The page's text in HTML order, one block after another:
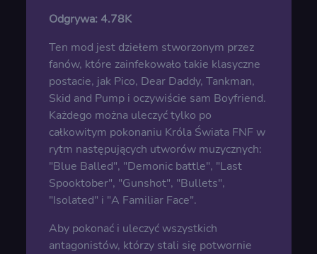
Odgrywa: 4.78K
Ten mod jest dziełem stworzonym przez
fanów, które zainfekowało takie klasyczne
postacie, jak Pico, Dear Daddy, Tankman,
Skid and Pump i oczywiście sam Boyfriend.
Każdego można uleczyć tylko po
całkowitym pokonaniu Króla Świata FNF w
rytm następujących utworów muzycznych:
"Blue Balled", "Demonic battle", "Last
Spooktober", "Gunshot", "Bullets",
"Isolated" i "A Familiar Face".
Aby pokonać i uleczyć wszystkich
antagonistów, którzy stali się potwornie